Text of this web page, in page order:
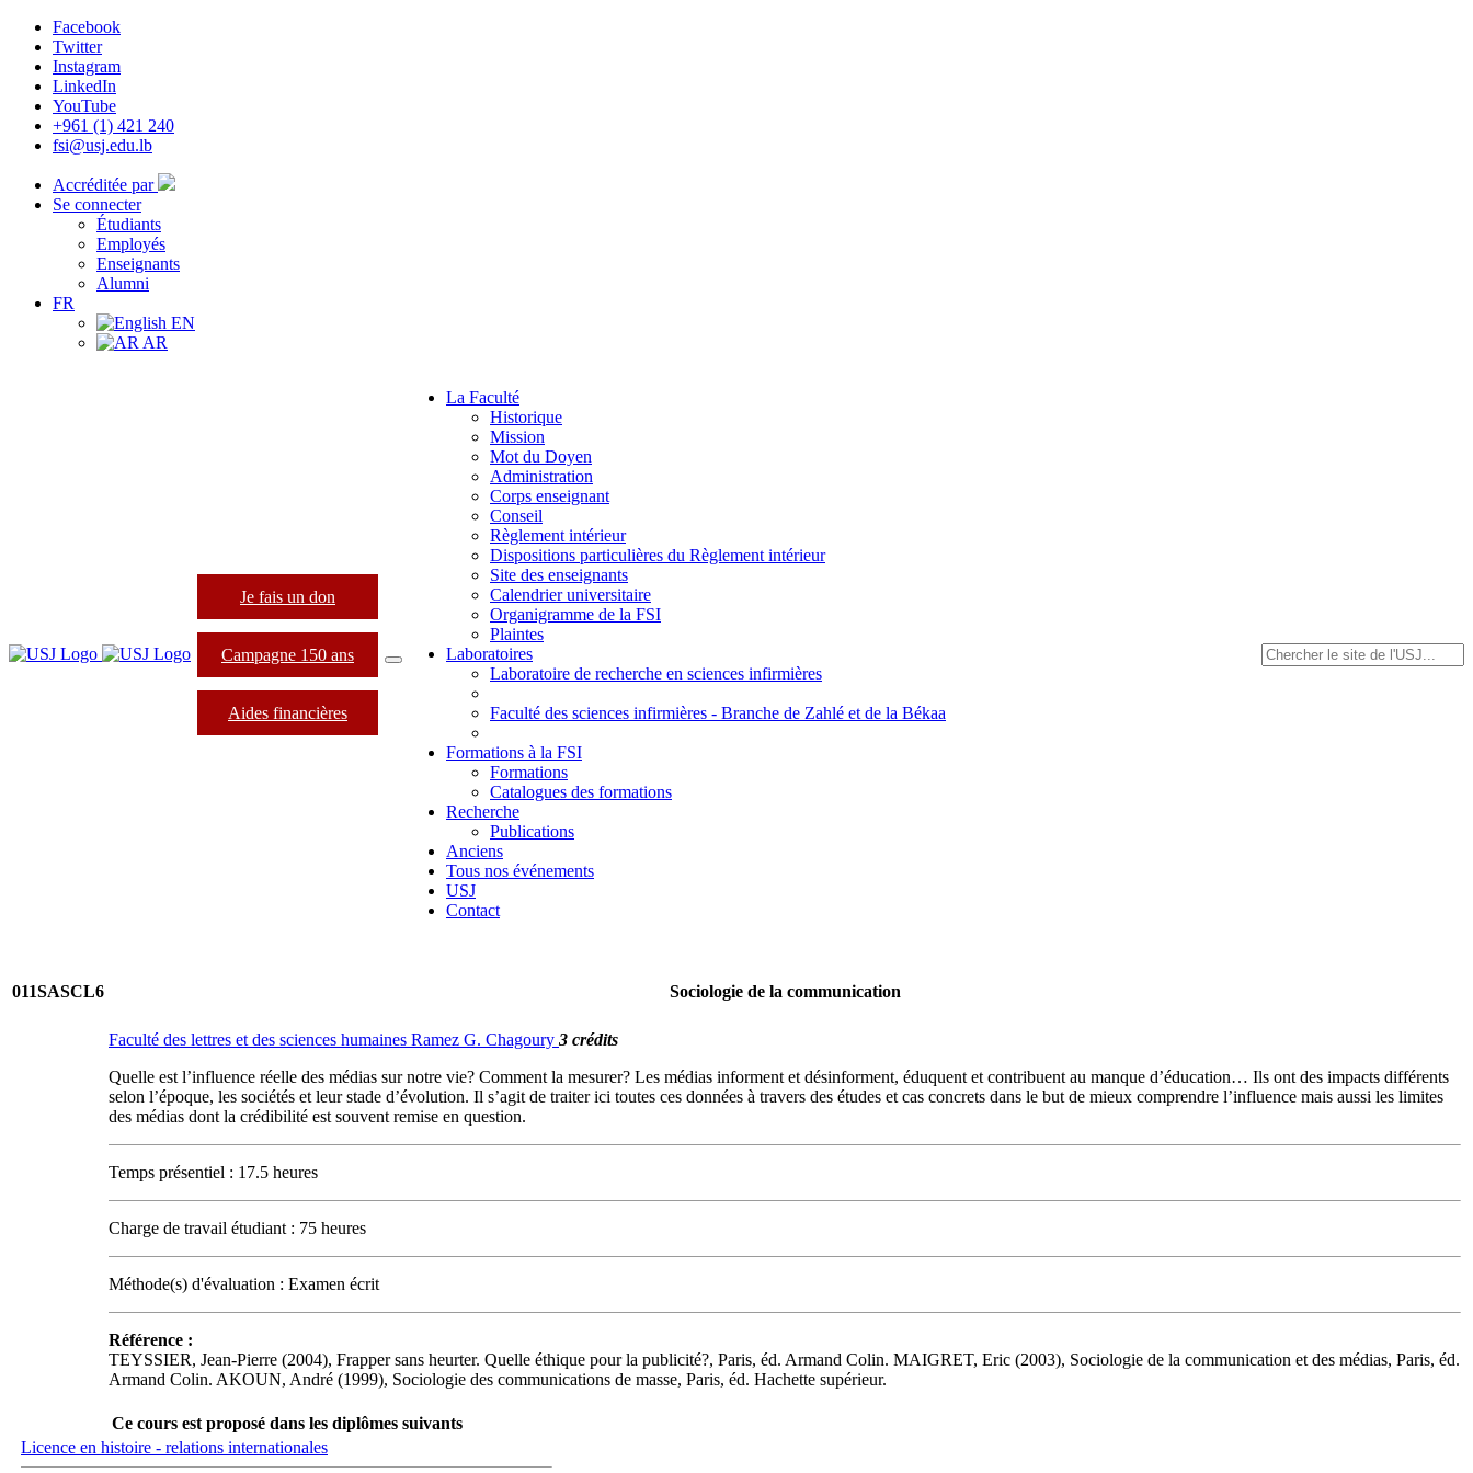
Facebook
Twitter
Instagram
LinkedIn
YouTube
+961 (1) 421 240
fsi@usj.edu.lb
Accréditée par
Se connecter
Étudiants
Employés
Enseignants
Alumni
FR
EN
AR
Je fais un don
Campagne 150 ans
Aides financières
La Faculté
Historique
Mission
Mot du Doyen
Administration
Corps enseignant
Conseil
Règlement intérieur
Dispositions particulières du Règlement intérieur
Site des enseignants
Calendrier universitaire
Organigramme de la FSI
Plaintes
Laboratoires
Laboratoire de recherche en sciences infirmières
Faculté des sciences infirmières - Branche de Zahlé et de la Békaa
Formations à la FSI
Formations
Catalogues des formations
Recherche
Publications
Anciens
Tous nos événements
USJ
Contact
011SASCL6 Sociologie de la communication
Faculté des lettres et des sciences humaines Ramez G. Chagoury 3 crédits
Quelle est l’influence réelle des médias sur notre vie? Comment la mesurer? Les médias informent et désinforment, éduquent et contribuent au manque d’éducation… Ils ont des impacts différents
selon l’époque, les sociétés et leur stade d’évolution. Il s’agit de traiter ici toutes ces données à travers des études et cas concrets dans le but de mieux comprendre l’influence mais aussi les limites
des médias dont la crédibilité est souvent remise en question.
Temps présentiel : 17.5 heures
Charge de travail étudiant : 75 heures
Méthode(s) d'évaluation : Examen écrit
Référence :
TEYSSIER, Jean-Pierre (2004), Frapper sans heurter. Quelle éthique pour la publicité?, Paris, éd. Armand Colin. MAIGRET, Eric (2003), Sociologie de la communication et des médias, Paris, éd.
Armand Colin. AKOUN, André (1999), Sociologie des communications de masse, Paris, éd. Hachette supérieur.
Ce cours est proposé dans les diplômes suivants
Licence en histoire - relations internationales